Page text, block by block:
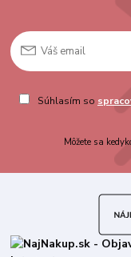
Súhlasím so
Môžete sa